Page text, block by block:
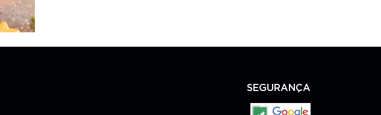
SEGURANÇA